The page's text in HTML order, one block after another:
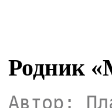
Родник
Автор: